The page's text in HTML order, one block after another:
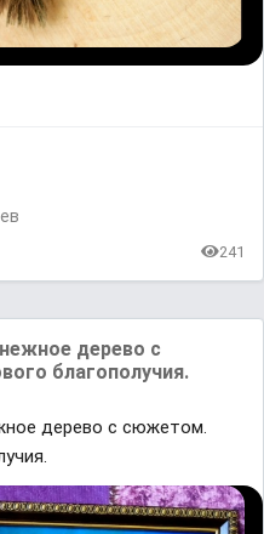
241
дерево с
благополучия.
дерево с сюжетом.